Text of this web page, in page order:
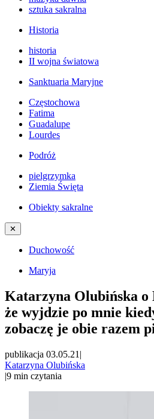
sztuka sakralna
Historia
historia
II wojna światowa
Sanktuaria Maryjne
Częstochowa
Fatima
Guadalupe
Lourdes
Podróż
pielgrzymka
Ziemia Święta
Obiekty sakralne
✕
Duchowość
Maryja
Katarzyna Olubińska
że wyjdzie po mnie
zobaczę je obie razem
publikacja 03.05.21 |
Katarzyna Olubińska
|9 min czytania